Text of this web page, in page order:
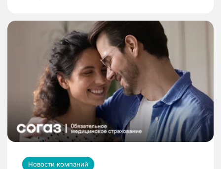
Новости компаний